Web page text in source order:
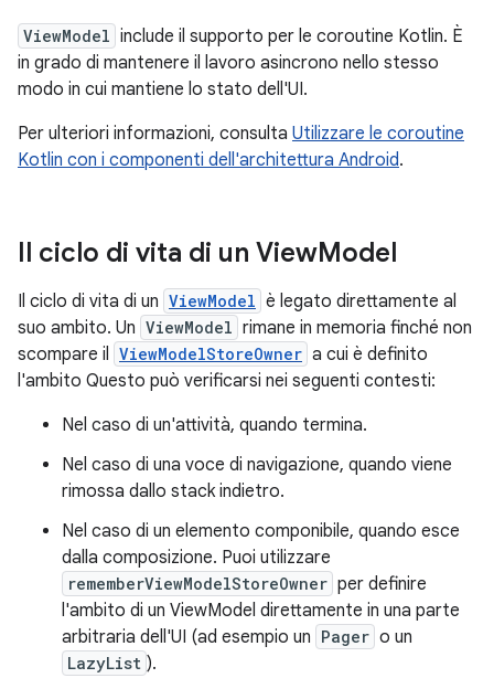
ViewModel include il supporto per le coroutine Kotlin. È
in grado di mantenere il lavoro asincrono nello stesso
modo in cui mantiene lo stato dell'UI.
Per ulteriori informazioni, consulta Utilizzare le coroutine
Kotlin con i componenti dell'architettura Android.
Il ciclo di vita di un ViewModel
Il ciclo di vita di un ViewModel è legato direttamente al
suo ambito. Un ViewModel rimane in memoria finché non
scompare il ViewModelStoreOwner a cui è definito
l'ambito Questo può verificarsi nei seguenti contesti:
Nel caso di un'attività, quando termina.
Nel caso di una voce di navigazione, quando viene
rimossa dallo stack indietro.
Nel caso di un elemento componibile, quando esce
dalla composizione. Puoi utilizzare
rememberViewModelStoreOwner per definire
l'ambito di un ViewModel direttamente in una parte
arbitraria dell'UI (ad esempio un Pager o un
LazyList ).